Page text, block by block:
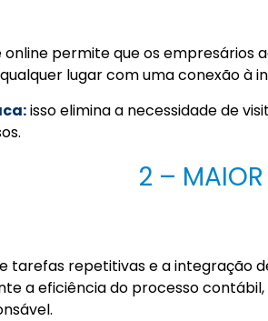
permite que os empresários
lugar com uma conexão à
isso elimina a necessidade de
2 – MAIOR
tarefas repetitivas e a integração
a eficiência do processo